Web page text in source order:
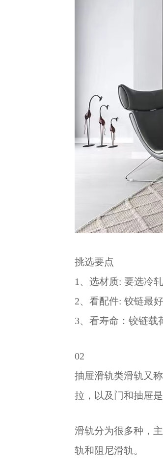
挑选要点
1、选材质: 要选冷
2、看配件: 铰链最
3、看寿命：铰链载
02
抽屉滑轨类滑轨又
拉，以及门和抽屉是
滑轨分为很多种，
轨和阻尼滑轨。